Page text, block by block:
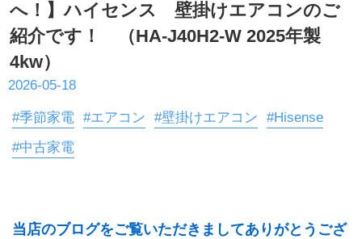
へ！】ハイセンス 壁掛けエアコンのご
紹介です！ （HA-J40H2-W 2025年製
4kw）
2026-05-18
#季節家電 #エアコン #壁掛けエアコン
#Hisense
#中古家電
当店のブログをご覧いただきましてありがとうござ